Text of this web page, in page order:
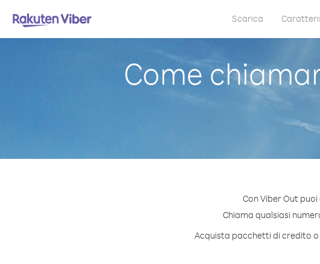
Scarica
Come
Con Viber Out
Chiama qualsiasi
Acquista pacchetti di credito